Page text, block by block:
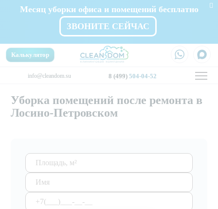
Месяц уборки офиса и помещений бесплатно
ЗВОНИТЕ СЕЙЧАС
info@cleandom.su 8 (499) 504-04-52
Калькулятор
Уборка помещений после ремонта в
Лосино-Петровском